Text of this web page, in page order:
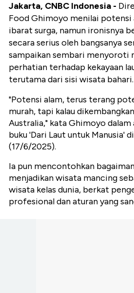
Jakarta, CNBC Indonesia -
Food Ghimoyo menilai potensi
ibarat surga, namun ironisnya
secara serius oleh bangsanya
sampaikan sembari menyoroti
perhatian terhadap kekayaan
terutama dari sisi wisata bahari.
"Potensi alam, terus terang
murah, tapi kalau
Australia," kata Ghimoyo dalam
buku 'Dari Laut untuk Manusia'
(17/6/2025).
Ia pun mencontohkan
menjadikan wisata mancing
wisata kelas dunia, berkat
profesional dan aturan yang